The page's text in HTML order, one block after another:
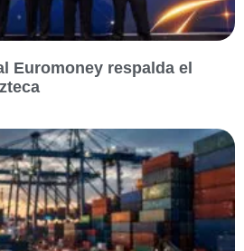
Euromoney respalda el